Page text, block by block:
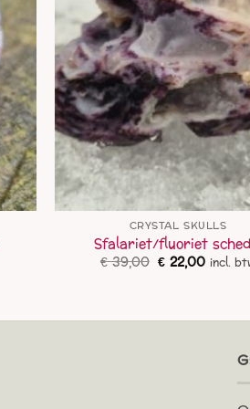
CRYSTAL SKULLS
Sfalariet/fluoriet
€39,00 prijs
€22,00prijs
incl.